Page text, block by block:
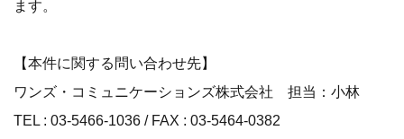
ます。
【本件に関する問い合わせ先】
ワンズ・コミュニケーションズ株式会社 担当：小林
TEL : 03-5466-1036 / FAX : 03-5464-0382